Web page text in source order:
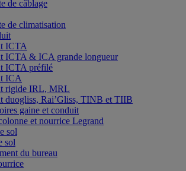
de câblage
de climatisation
ICTA
ICTA & ICA grande longueur
ICTA préfilé
ICA
rigide IRL, MRL
duogliss, Rai’Gliss, TINB et TIIB
gaine et conduit
et nourrice Legrand
sol
sol
du bureau